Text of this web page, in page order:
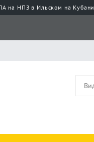
на НПЗ в Ильском на Кубани